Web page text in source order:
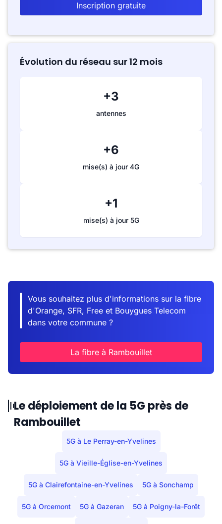
Inscription gratuite
Évolution du réseau sur 12 mois
+3
antennes
+6
mise(s) à jour 4G
+1
mise(s) à jour 5G
Vous souhaitez plus d'informations sur la fibre
d'Orange, SFR, Free et Bouygues Telecom
dans votre commune ?
La fibre à Rambouillet
Le déploiement de la 5G près de
Rambouillet
5G à Le Perray-en-Yvelines
5G à Vieille-Église-en-Yvelines
5G à Clairefontaine-en-Yvelines 5G à Sonchamp
5G à Orcemont 5G à Gazeran 5G à Poigny-la-Forêt